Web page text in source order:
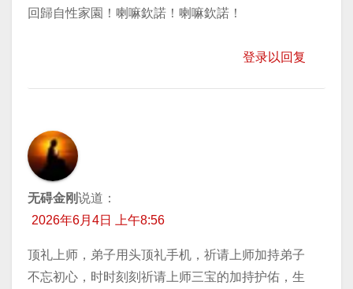
回歸自性家園！喇嘛欽諾！喇嘛欽諾！
登录以回复
无碍金刚说道：
2026年6月4日 上午8:56
顶礼上师，弟子用头顶礼手机，祈请上师加持弟子
不忘初心，时时刻刻祈请上师三宝的加持护佑，生